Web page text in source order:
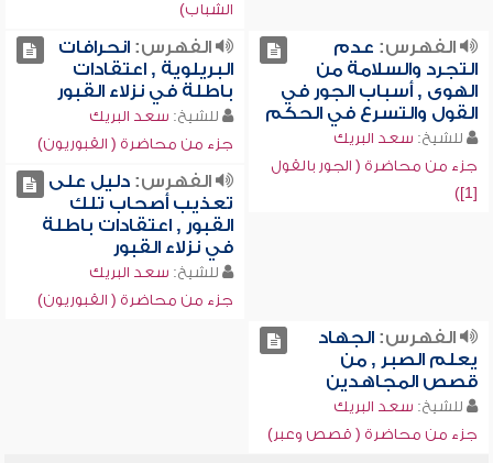
الشباب)
الفهرس: عدم
التجرد والسلامة من
الهوى , أسباب الجور في
القول والتسرع في الحكم
للشيخ: سعد البريك
جزء من محاضرة ( الجور بالقول
[1])
الفهرس:انحرافات
البريلوية , اعتقادات
باطلة في نزلاء القبور
للشيخ: سعد البريك
جزء من محاضرة ( القبوريون)
الفهرس:دليل على
تعذيب أصحاب تلك
القبور , اعتقادات باطلة
في نزلاء القبور
للشيخ: سعد البريك
جزء من محاضرة ( القبوريون)
الفهرس:الجهاد
يعلم الصبر , من
قصص المجاهدين
للشيخ: سعد البريك
جزء من محاضرة ( قصص وعبر)